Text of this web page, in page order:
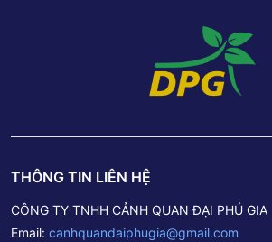
THÔNG TIN LIÊN HỆ
CÔNG TY TNHH CẢNH QUAN ĐẠI PHÚ GIA
Email: canhquandaiphugia@gmail.com